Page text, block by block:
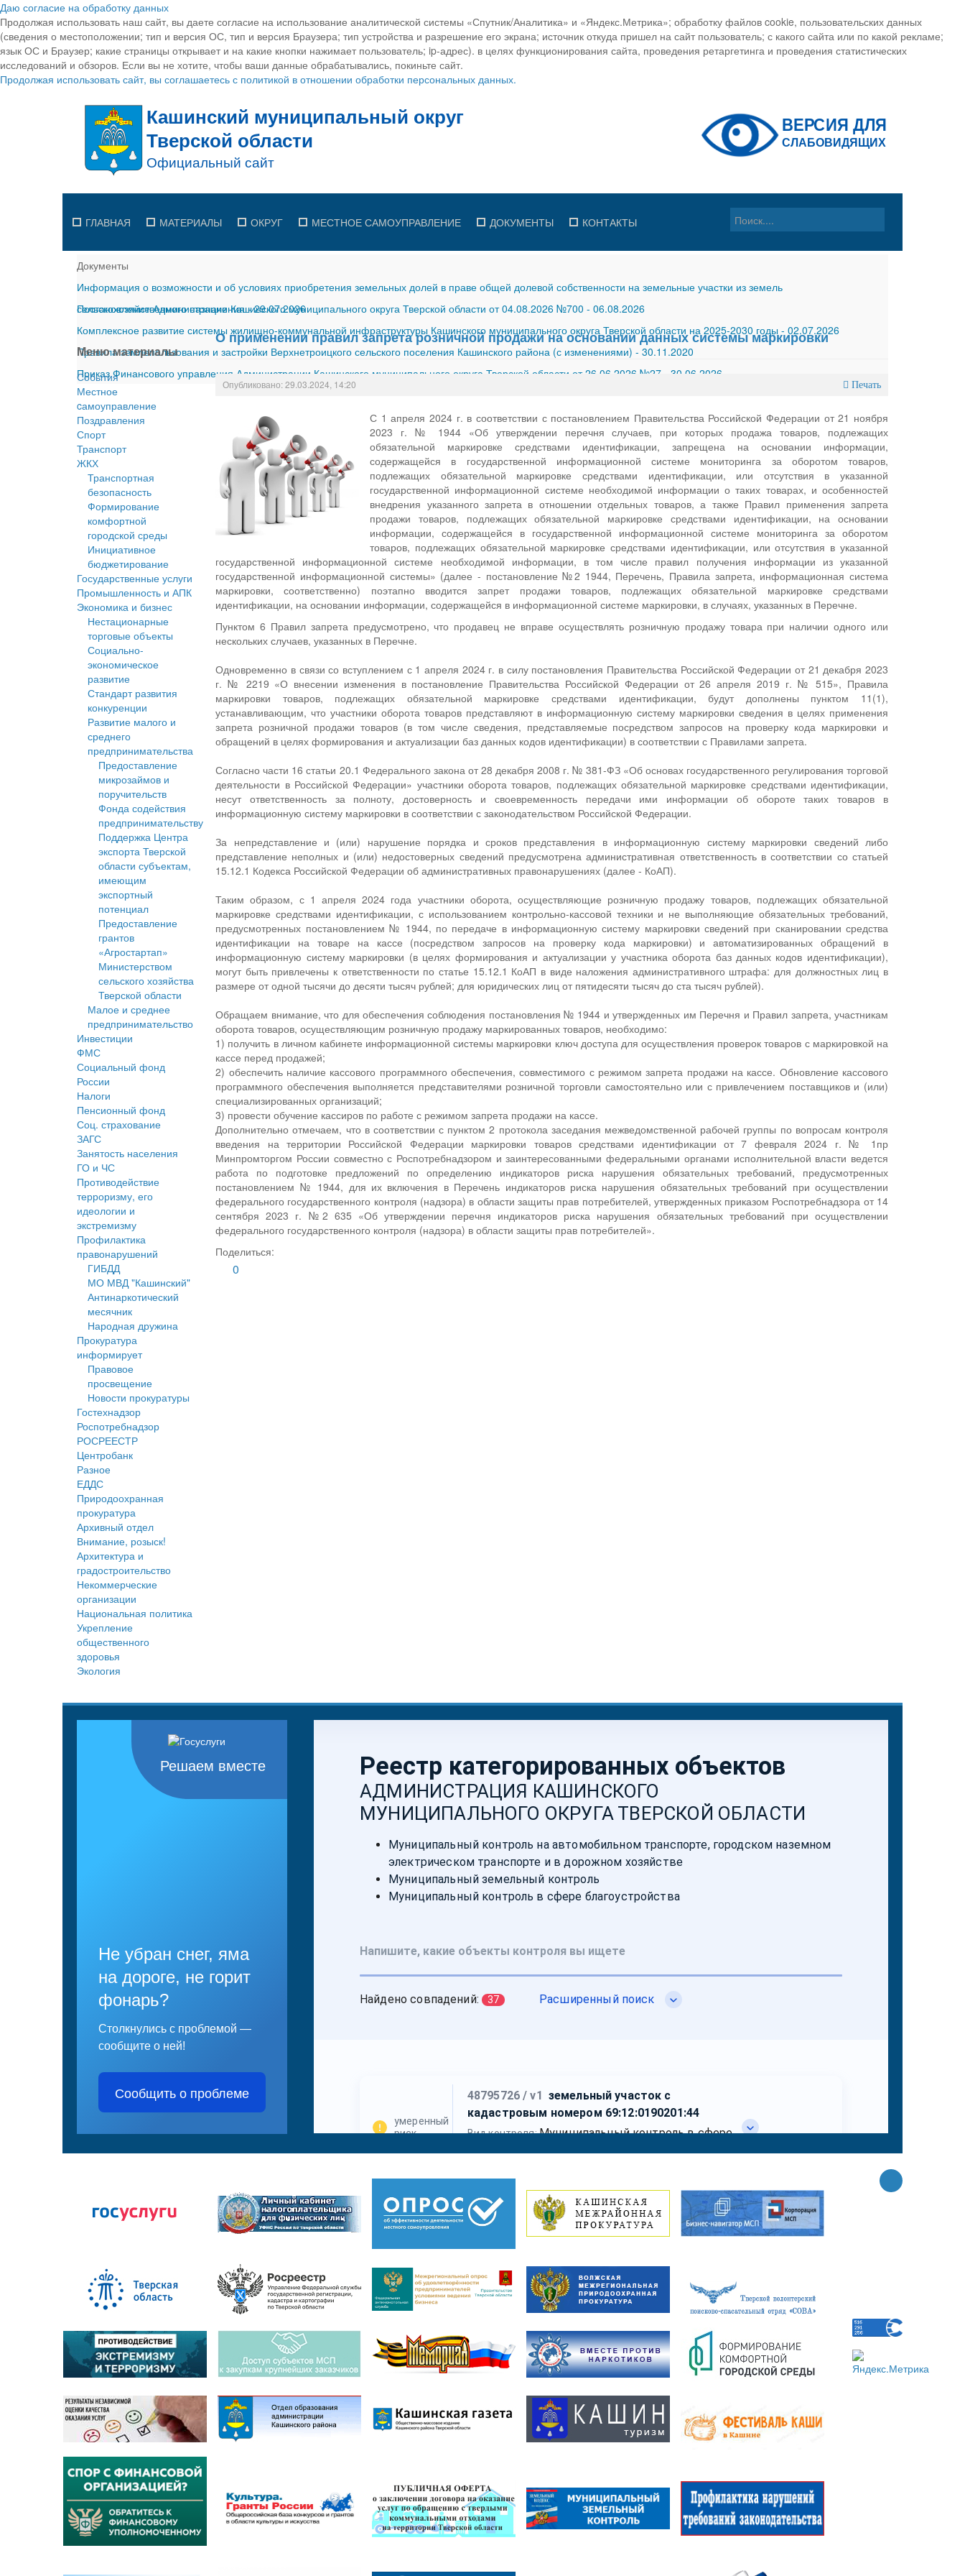
Даю согласие на обработку данных
Продолжая использовать наш сайт, вы даете согласие на использование аналитической системы «Спутник/Аналитика» и «Яндекс.Метрика»; обработку файлов cookie, пользовательских данных
(сведения о местоположении; тип и версия ОС, тип и версия Браузера; тип устройства и разрешение его экрана; источник откуда пришел на сайт пользователь; с какого сайта или по какой рекламе;
язык ОС и Браузер; какие страницы открывает и на какие кнопки нажимает пользователь; ip-адрес). в целях функционирования сайта, проведения ретаргетинга и проведения статистических
исследований и обзоров. Если вы не хотите, чтобы ваши данные обрабатывались, покиньте сайт.
Продолжая использовать сайт, вы соглашаетесь с политикой в отношении обработки персональных данных.
ГЛАВНАЯ МАТЕРИАЛЫ ОКРУГ МЕСТНОЕ САМОУПРАВЛЕНИЕ ДОКУМЕНТЫ КОНТАКТЫ
Документы
Информация о возможности и об условиях приобретения земельных долей в праве общей долевой собственности на земельные участки из земель
сельскохозяйственного назначения-29.07.2026
Постановление Администрации Кашинского муниципального округа Тверской области от 04.08.2026 №700 - 06.08.2026
Комплексное развитие системы жилищно-коммунальной инфраструктуры Кашинского муниципального округа Тверской области на 2025-2030 годы - 02.07.2026
Правила землепользования и застройки Верхнетроицкого сельского поселения Кашинского района (с изменениями) - 30.11.2020
Приказ Финансового управления Администрации Кашинского муниципального округа Тверской области от 26.06.2026 №27
30.06.2026
Меню материалы
События
Местное
cамоуправление
Поздравления
Спорт
Транспорт
ЖКХ
Транспортная
безопасность
Формирование
комфортной
городской среды
Инициативное
бюджетирование
Государственные услуги
Промышленность и АПК
Экономика и бизнес
Нестационарные
торговые объекты
Социально-
экономическое
развитие
Стандарт развития
конкуренции
Развитие малого и
среднего
предпринимательства
Предоставление
микрозаймов и
поручительств
Фонда содействия
предпринимательству
Поддержка Центра
экспорта Тверской
области субъектам,
имеющим
экспортный
потенциал
Предоставление
грантов
«Агростартап»
Министерством
сельского хозяйства
Тверской области
Малое и среднее
предпринимательство
Инвестиции
ФМС
Социальный фонд
России
Налоги
Пенсионный фонд
Соц. страхование
ЗАГС
Занятость населения
ГО и ЧС
Противодействие
терроризму, его
идеологии и
экстремизму
Профилактика
правонарушений
ГИБДД
МО МВД "Кашинский"
Антинаркотический
месячник
Народная дружина
Прокуратура
информирует
Правовое
просвещение
Новости прокуратуры
Гостехнадзор
Роспотребнадзор
РОСРЕЕСТР
Центробанк
Разное
ЕДДС
Природоохранная
прокуратура
Архивный отдел
Внимание, розыск!
Архитектура и
градостроительство
Некоммерческие
организации
Национальная политика
Укрепление
общественного
здоровья
Экология
О применении правил запрета розничной продажи на основании данных системы маркировки
Опубликовано: 29.03.2024, 14:20 Печать
С 1 апреля 2024 г. в соответствии с постановлением Правительства Российской Федерации от 21 ноября
2023 г. № 1944 «Об утверждении перечня случаев, при которых продажа товаров, подлежащих
обязательной маркировке средствами идентификации, запрещена на основании информации,
содержащейся в государственной информационной системе мониторинга за оборотом товаров,
подлежащих обязательной маркировке средствами идентификации, или отсутствия в указанной
государственной информационной системе необходимой информации о таких товарах, и особенностей
внедрения указанного запрета в отношении отдельных товаров, а также Правил применения запрета
продажи товаров, подлежащих обязательной маркировке средствами идентификации, на основании
информации, содержащейся в государственной информационной системе мониторинга за оборотом
товаров, подлежащих обязательной маркировке средствами идентификации, или отсутствия в указанной
государственной информационной системе необходимой информации, в том числе правил получения информации из указанной
государственной информационной системы» (далее - постановление №2 1944, Перечень, Правила запрета, информационная система
маркировки, соответственно) поэтапно вводится запрет продажи товаров, подлежащих обязательной маркировке средствами
идентификации, на основании информации, содержащейся в информационной системе маркировки, в случаях, указанных в Перечне.
Пунктом 6 Правил запрета предусмотрено, что продавец не вправе осуществлять розничную продажу товара при наличии одного или
нескольких случаев, указанных в Перечне.
Одновременно в связи со вступлением с 1 апреля 2024 г. в силу постановления Правительства Российской Федерации от 21 декабря 2023
г. № 2219 «О внесении изменения в постановление Правительства Российской Федерации от 26 апреля 2019 г. № 515», Правила
маркировки товаров, подлежащих обязательной маркировке средствами идентификации, будут дополнены пунктом 11(1),
устанавливающим, что участники оборота товаров представляют в информационную систему маркировки сведения в целях применения
запрета розничной продажи товаров (в том числе сведения, представляемые посредством запросов на проверку кода маркировки и
обращений в целях формирования и актуализации баз данных кодов идентификации) в соответствии с Правилами запрета.
Согласно части 16 статьи 20.1 Федерального закона от 28 декабря 2008 г. № 381-ФЗ «Об основах государственного регулирования торговой
деятельности в Российской Федерации» участники оборота товаров, подлежащих обязательной маркировке средствами идентификации,
несут ответственность за полноту, достоверность и своевременность передачи ими информации об обороте таких товаров в
информационную систему маркировки в соответствии с законодательством Российской Федерации.
За непредставление и (или) нарушение порядка и сроков представления в информационную систему маркировки сведений либо
представление неполных и (или) недостоверных сведений предусмотрена административная ответственность в соответствии со статьей
15.12.1 Кодекса Российской Федерации об административных правонарушениях (далее - КоАП).
Таким образом, с 1 апреля 2024 года участники оборота, осуществляющие розничную продажу товаров, подлежащих обязательной
маркировке средствами идентификации, с использованием контрольно-кассовой техники и не выполняющие обязательных требований,
предусмотренных постановлением № 1944, по передаче в информационную систему маркировки сведений при сканировании средства
идентификации на товаре на кассе (посредством запросов на проверку кода маркировки) и автоматизированных обращений в
информационную систему маркировки (в целях формирования и актуализации у участника оборота баз данных кодов идентификации),
могут быть привлечены к ответственности по статье 15.12.1 КоАП в виде наложения административного штрафа: для должностных лиц в
размере от одной тысячи до десяти тысяч рублей; для юридических лиц от пятидесяти тысяч до ста тысяч рублей).
Обращаем внимание, что для обеспечения соблюдения постановления № 1944 и утвержденных им Перечня и Правил запрета, участникам
оборота товаров, осуществляющим розничную продажу маркированных товаров, необходимо:
1) получить в личном кабинете информационной системы маркировки ключ доступа для осуществления проверок товаров с маркировкой на
кассе перед продажей;
2) обеспечить наличие кассового программного обеспечения, совместимого с режимом запрета продажи на кассе. Обновление кассового
программного обеспечения выполняется представителями розничной торговли самостоятельно или с привлечением поставщиков и (или)
специализированных организаций;
3) провести обучение кассиров по работе с режимом запрета продажи на кассе.
Дополнительно отмечаем, что в соответствии с пунктом 2 протокола заседания межведомственной рабочей группы по вопросам контроля
введения на территории Российской Федерации маркировки товаров средствами идентификации от 7 февраля 2024 г. № 1пр
Минпромторгом России совместно с Роспотребнадзором и заинтересованными федеральными органами исполнительной власти ведется
работа по подготовке предложений по определению индикаторов риска нарушения обязательных требований, предусмотренных
постановлением № 1944, для их включения в Перечень индикаторов риска нарушения обязательных требований при осуществлении
федерального государственного контроля (надзора) в области защиты прав потребителей, утвержденных приказом Роспотребнадзора от 14
сентября 2023 г. №2 635 «Об утверждении перечня индикаторов риска нарушения обязательных требований при осуществлении
федерального государственного контроля (надзора) в области защиты прав потребителей».
Поделиться:
0
Решаем вместе
Не убран снег, яма
на дороге, не горит
фонарь?
Столкнулись с проблемой —
сообщите о ней!
Сообщить о проблеме